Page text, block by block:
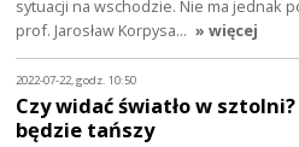
sytuacji na wschodzie. Nie ma jednak
prof. Jarosław Korpysa… » więcej
2022-07-22, godz. 10:50
Czy widać światło w
będzie tańszy